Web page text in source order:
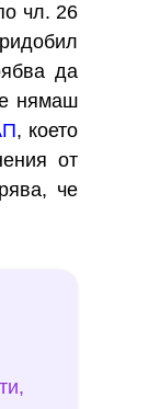
чл. 26
да
нямаш
, което
от
че